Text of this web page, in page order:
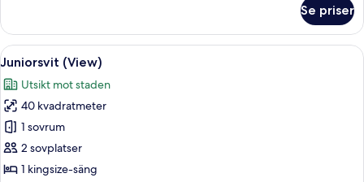
för
fyra
Se priser
Öppna
alla
foton
för
Juniorsvit
(View)
Ett modernt hotellrum med en stor
13
Juniorsvit (View)
Utsikt mot staden
40 kvadratmeter
1 sovrum
2 sovplatser
1 kingsize-säng